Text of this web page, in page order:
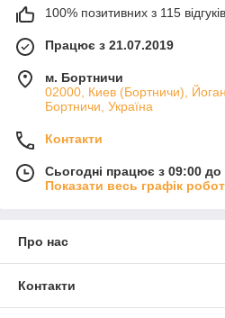
100% позитивних з 115
Працює з 21.07.2019
м. Бортничи
02000, Киев (Бортничи),
Бортничи, Україна
Контакти
Сьогодні працює з 09:00 до
Показати весь графік
Про нас
Контакти